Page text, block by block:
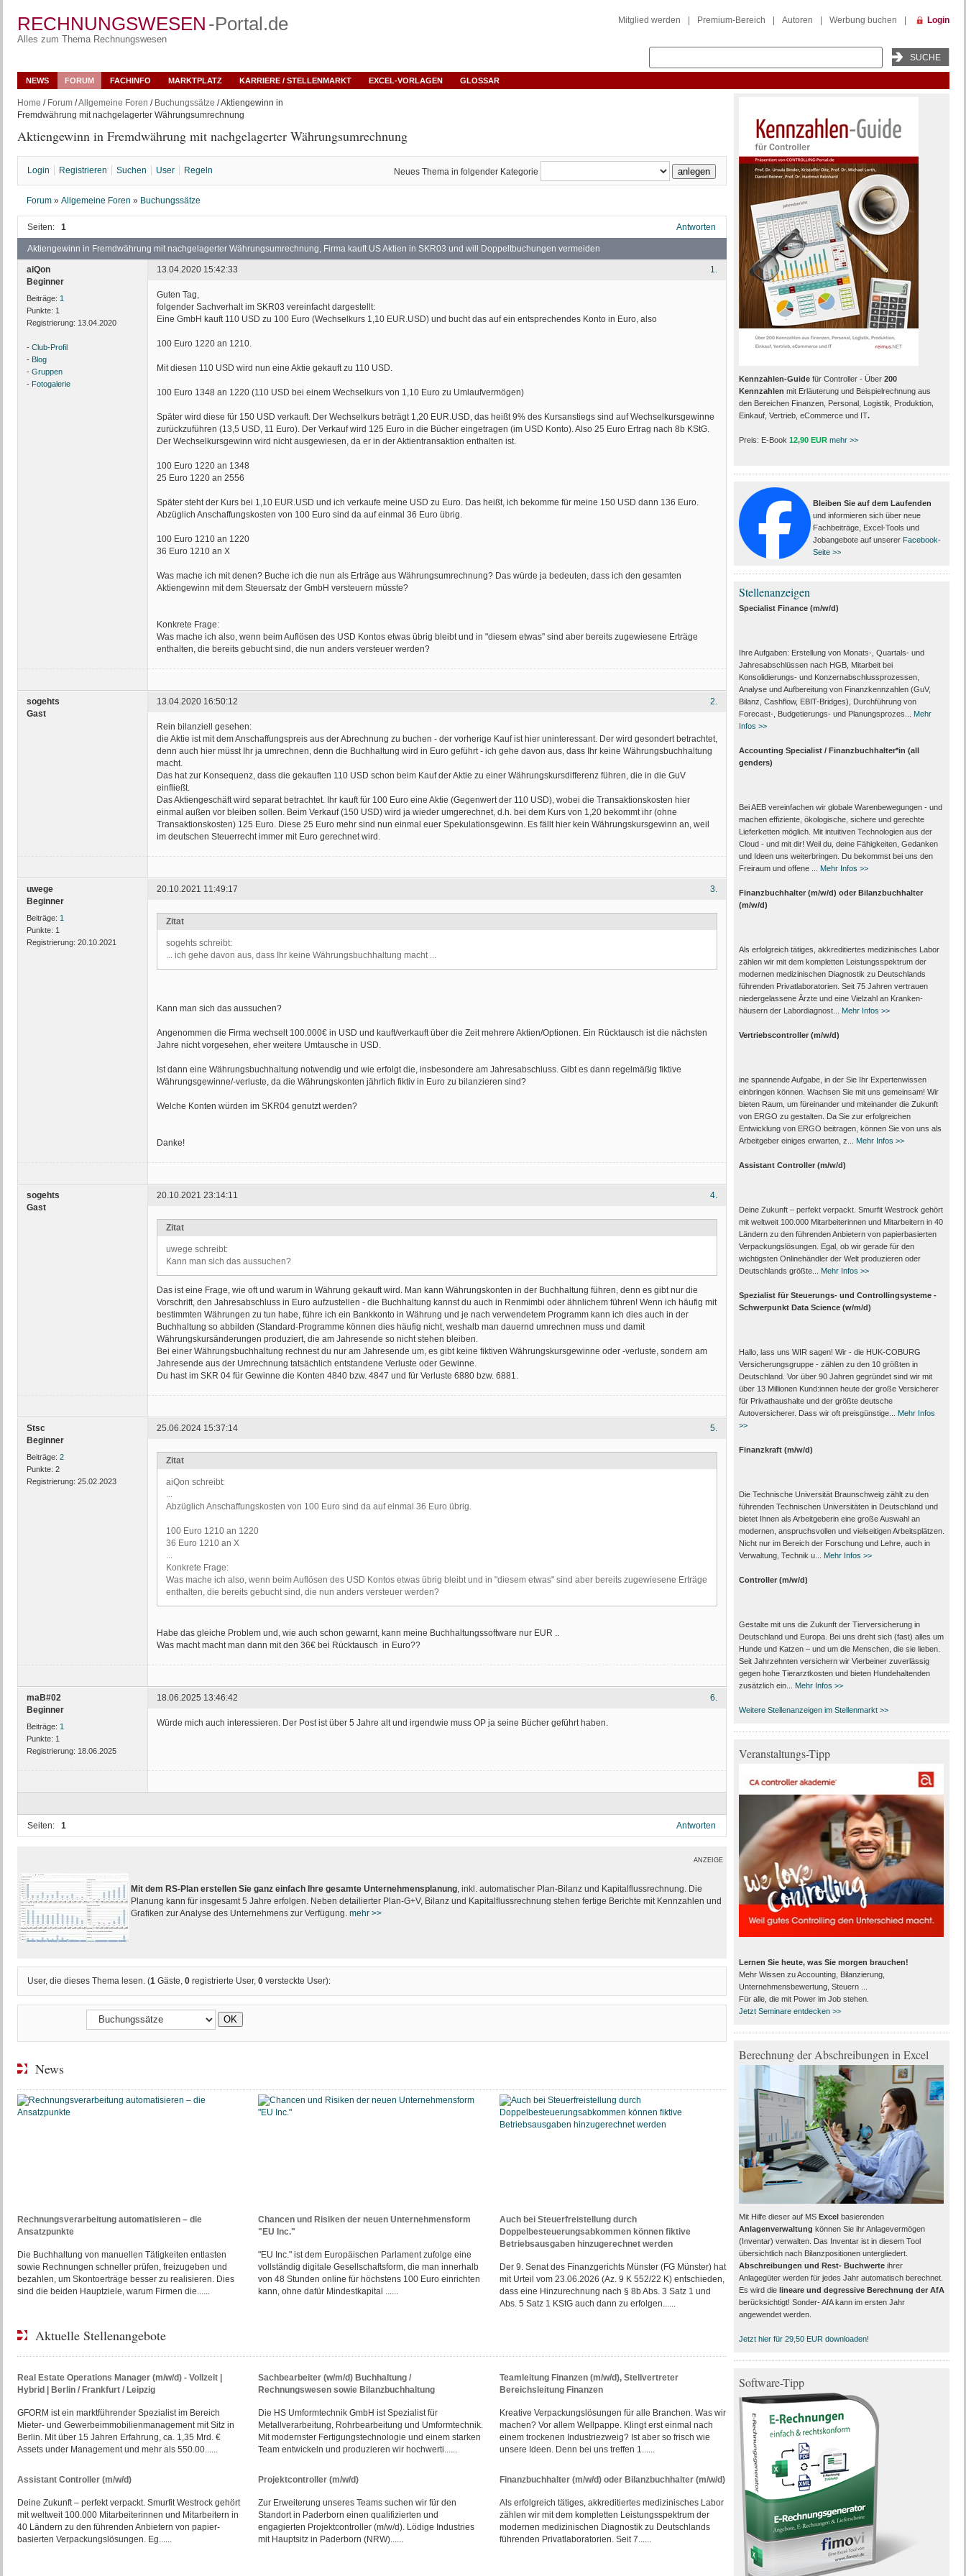
RECHNUNGSWESEN -Portal.de
Alles zum Thema Rechnungswesen
Mitglied werden Premium-Bereich Autoren Werbung buchen Login
NEWS FORUM FACHINFO MARKTPLATZ KARRIERE / STELLENMARKT EXCEL-VORLAGEN GLOSSAR
Home / Forum/Allgemeine Foren / Buchungssätze / Aktiengewinn in
Fremdwährung mit nachgelagerter Währungsumrechnung
Aktiengewinn in Fremdwährung mit nachgelagerter Währungsumrechnung
Login Registrieren Suchen User Regeln Neues Thema in folgender Kategorie
Forum » Allgemeine Foren » Buchungssätze
Seiten: 1 Antworten
Aktiengewinn in Fremdwährung mit nachgelagerter Währungsumrechnung, Firma kauft US Aktien in SKR03 und will Doppeltbuchungen vermeiden
aiQon
Beginner
Beiträge: 1
Punkte: 1
Registrierung: 13.04.2020
- Club-Profil
- Blog
- Gruppen
- Fotogalerie
1.
13.04.2020 15:42:33
Guten Tag,
folgender Sachverhalt im SKR03 vereinfacht dargestellt:
Eine GmbH kauft 110 USD zu 100 Euro (Wechselkurs 1,10 EUR.USD) und bucht das auf ein entsprechendes Konto in Euro, also
100 Euro 1220 an 1210.
Mit diesen 110 USD wird nun eine Aktie gekauft zu 110 USD.
100 Euro 1348 an 1220 (110 USD bei einem Wechselkurs von 1,10 Euro zu Umlaufvermögen)
Später wird diese für 150 USD verkauft. Der Wechselkurs beträgt 1,20 EUR.USD, das heißt 9% des Kursanstiegs sind auf Wechselkursgewinne
zurückzuführen (13,5 USD, 11 Euro). Der Verkauf wird 125 Euro in die Bücher eingetragen (im USD Konto). Also 25 Euro Ertrag nach 8b KStG.
Der Wechselkursgewinn wird nicht ausgewiesen, da er in der Aktientransaktion enthalten ist.
100 Euro 1220 an 1348
25 Euro 1220 an 2556
Später steht der Kurs bei 1,10 EUR.USD und ich verkaufe meine USD zu Euro. Das heißt, ich bekomme für meine 150 USD dann 136 Euro.
Abzüglich Anschaffungskosten von 100 Euro sind da auf einmal 36 Euro übrig.
100 Euro 1210 an 1220
36 Euro 1210 an X
Was mache ich mit denen? Buche ich die nun als Erträge aus Währungsumrechnung? Das würde ja bedeuten, dass ich den gesamten
Aktiengewinn mit dem Steuersatz der GmbH versteuern müsste?
Konkrete Frage:
Was mache ich also, wenn beim Auflösen des USD Kontos etwas übrig bleibt und in "diesem etwas" sind aber bereits zugewiesene Erträge
enthalten, die bereits gebucht sind, die nun anders versteuer werden?
sogehts
Gast
2.
13.04.2020 16:50:12
Rein bilanziell gesehen:
die Aktie ist mit dem Anschaffungspreis aus der Abrechnung zu buchen - der vorherige Kauf ist hier uninteressant. Der wird gesondert betrachtet,
denn auch hier müsst Ihr ja umrechnen, denn die Buchhaltung wird in Euro geführt - ich gehe davon aus, dass Ihr keine Währungsbuchhaltung
macht.
Das hat zur Konsequenz, dass die gekauften 110 USD schon beim Kauf der Aktie zu einer Währungskursdifferenz führen, die in die GuV
einfließt.
Das Aktiengeschäft wird separat betrachtet. Ihr kauft für 100 Euro eine Aktie (Gegenwert der 110 USD), wobei die Transaktionskosten hier
einmal außen vor bleiben sollen. Beim Verkauf (150 USD) wird ja wieder umgerechnet, d.h. bei dem Kurs von 1,20 bekommt ihr (ohne
Transaktionskosten) 125 Euro. Diese 25 Euro mehr sind nun einmal euer Spekulationsgewinn. Es fällt hier kein Währungskursgewinn an, weil
im deutschen Steuerrecht immer mit Euro gerechnet wird.
uwege
Beginner
Beiträge: 1
Punkte: 1
Registrierung: 20.10.2021
3.
20.10.2021 11:49:17
Zitat
sogehts schreibt:
... ich gehe davon aus, dass Ihr keine Währungsbuchhaltung macht ...
Kann man sich das aussuchen?
Angenommen die Firma wechselt 100.000€ in USD und kauft/verkauft über die Zeit mehrere Aktien/Optionen. Ein Rücktausch ist die nächsten
Jahre nicht vorgesehen, eher weitere Umtausche in USD.
Ist dann eine Währungsbuchhaltung notwendig und wie erfolgt die, insbesondere am Jahresabschluss. Gibt es dann regelmäßig fiktive
Währungsgewinne/-verluste, da die Währungskonten jährlich fiktiv in Euro zu bilanzieren sind?
Welche Konten würden im SKR04 genutzt werden?
Danke!
sogehts
Gast
4.
20.10.2021 23:14:11
Zitat
uwege schreibt:
Kann man sich das aussuchen?
Das ist eine Frage, wie oft und warum in Währung gekauft wird. Man kann Währungskonten in der Buchhaltung führen, denn es gibt nur die
Vorschrift, den Jahresabschluss in Euro aufzustellen - die Buchhaltung kannst du auch in Renmimbi oder ähnlichem führen! Wenn ich häufig mit
bestimmten Währungen zu tun habe, führe ich ein Bankkonto in Währung und je nach verwendetem Programm kann ich dies auch in der
Buchhaltung so abbilden (Standard-Programme können dies häufig nicht, weshalb man dauernd umrechnen muss und damit
Währungskursänderungen produziert, die am Jahresende so nicht stehen bleiben.
Bei einer Währungsbuchhaltung rechnest du nur am Jahresende um, es gibt keine fiktiven Währungskursgewinne oder -verluste, sondern am
Jahresende aus der Umrechnung tatsächlich entstandene Verluste oder Gewinne.
Du hast im SKR 04 für Gewinne die Konten 4840 bzw. 4847 und für Verluste 6880 bzw. 6881.
Stsc
Beginner
Beiträge: 2
Punkte: 2
Registrierung: 25.02.2023
5.
25.06.2024 15:37:14
Zitat
aiQon schreibt:
Abzüglich Anschaffungskosten von 100 Euro sind da auf einmal 36 Euro übrig.
100 Euro 1210 an 1220
36 Euro 1210 an X
Konkrete Frage:
Was mache ich also, wenn beim Auflösen des USD Kontos etwas übrig bleibt und in "diesem etwas" sind aber bereits zugewiesene Erträge
enthalten, die bereits gebucht sind, die nun anders versteuer werden?
Habe das gleiche Problem und, wie auch schon gewarnt, kann meine Buchhaltungssoftware nur EUR ..
Was macht macht man dann mit den 36€ bei Rücktausch in Euro??
maB#02
Beginner
Beiträge: 1
Punkte: 1
Registrierung: 18.06.2025
6.
18.06.2025 13:46:42
Würde mich auch interessieren. Der Post ist über 5 Jahre alt und irgendwie muss OP ja seine Bücher geführt haben.
Seiten: 1 Antworten
ANZEIGE
Mit dem RS-Plan erstellen Sie ganz einfach Ihre gesamte Unternehmensplanung, inkl. automatischer Plan-Bilanz und Kapitalflussrechnung. Die
Planung kann für insgesamt 5 Jahre erfolgen. Neben detailierter Plan-G+V, Bilanz und Kapitalflussrechnung stehen fertige Berichte mit Kennzahlen und
Grafiken zur Analyse des Unternehmens zur Verfügung. mehr >>
User, die dieses Thema lesen. (1 Gäste, 0registrierte User, 0versteckte User):
News
Rechnungsverarbeitung automatisieren – die
Ansatzpunkte
Die Buchhaltung von manuellen Tätigkeiten entlasten
sowie Rechnungen schneller prüfen, freizugeben und
bezahlen, um Skontoerträge besser zu realisieren. Dies
sind die beiden Hauptziele, warum Firmen die......
Chancen und Risiken der neuen Unternehmensform
"EU Inc."
"EU Inc." ist dem Europäischen Parlament zufolge eine
vollständig digitale Gesellschaftsform, die man innerhalb
von 48 Stunden online für höchstens 100 Euro einrichten
kann, ohne dafür Mindestkapital ......
Auch bei Steuerfreistellung durch
Doppelbesteuerungsabkommen können fiktive
Betriebsausgaben hinzugerechnet werden
Der 9. Senat des Finanzgerichts Münster (FG Münster) hat
mit Urteil vom 23.06.2026 (Az. 9 K 552/22 K) entschieden,
dass eine Hinzurechnung nach § 8b Abs. 3 Satz 1 und
Abs. 5 Satz 1 KStG auch dann zu erfolgen......
Aktuelle Stellenangebote
Real Estate Operations Manager (m/w/d) - Vollzeit |
Hybrid | Berlin / Frankfurt / Leipzig
GFORM ist ein marktführender Spezialist im Bereich
Mieter- und Gewerbeimmobilienmanagement mit Sitz in
Berlin. Mit über 15 Jahren Erfahrung, ca. 1,35 Mrd. €
Assets under Management und mehr als 550.00......
Sachbearbeiter (w/m/d) Buchhaltung /
Rechnungswesen sowie Bilanzbuchhaltung
Die HS Umformtechnik GmbH ist Spezialist für
Metallverarbeitung, Rohrbearbeitung und Umformtechnik.
Mit modernster Fertigungstechnologie und einem starken
Team entwickeln und produzieren wir hochwerti......
Teamleitung Finanzen (m/w/d), Stellvertreter
Bereichsleitung Finanzen
Kreative Verpackungslösungen für alle Branchen. Was wir
machen? Vor allem Wellpappe. Klingt erst einmal nach
einem trockenen Industriezweig? Ist aber so frisch wie
unsere Ideen. Denn bei uns treffen 1......
Assistant Controller (m/w/d)
Deine Zukunft – perfekt verpackt. Smurfit Westrock gehört
mit weltweit 100.000 Mitarbeiter­innen und Mitarbeitern in
40 Ländern zu den führenden Anbietern von papier­
basierten Verpackungs­lösungen. Eg......
Projektcontroller (m/w/d)
Zur Erweiterung unseres Teams suchen wir für den
Standort in Paderborn einen qualifizierten und
engagierten Projektcontroller (m/w/d). Lödige Industries
mit Hauptsitz in Paderborn (NRW)......
Finanzbuchhalter (m/w/d) oder Bilanzbuchhalter (m/w/d)
Als erfolgreich tätiges, akkreditiertes medizinisches Labor
zählen wir mit dem kompletten Leistungs­spektrum der
modernen medizinischen Diagnostik zu Deutschlands
führenden Privat­laboratorien. Seit 7......
Kennzahlen-Guidefür Controller - Über 200
Kennzahlen mit Erläuterung und Beispielrechnung aus
den Bereichen Finanzen, Personal, Logistik, Produktion,
Einkauf, Vertrieb, eCommerce und IT.
Preis: E-Book 12,90 EUR mehr >>
Bleiben Sie auf dem Laufenden
und informieren sich über neue
Fachbeiträge, Excel-Tools und
Jobangebote auf unserer Facebook-
Seite >>
Stellenanzeigen
Specialist Finance (m/w/d)
Ihre Aufgaben: Erstellung von Monats‑, Quartals‑ und
Jahresabschlüssen nach HGB, Mitarbeit bei
Konsolidierungs‑ und Konzernabschlussprozessen,
Analyse und Aufbereitung von Finanzkennzahlen (GuV,
Bilanz, Cashflow, EBIT-Bridges), Durchführung von
Forecast‑, Budgetierungs‑ und Planungsprozes...
Mehr
Infos >>
Accounting Specialist / Finanzbuchhalter*in (all
genders)
Bei AEB vereinfachen wir globale Warenbewegungen - und
machen effiziente, ökologische, sichere und gerechte
Lieferketten möglich. Mit intuitiven Technologien aus der
Cloud - und mit dir! Weil du, deine Fähigkeiten, Gedanken
und Ideen uns weiterbringen. Du bekommst bei uns den
Freiraum und offene ...
Mehr Infos >>
Finanzbuchhalter (m/w/d) oder Bilanzbuchhalter
(m/w/d)
Als erfolgreich tätiges, akkreditiertes medizinisches Labor
zählen wir mit dem kompletten Leistungs­spektrum der
modernen medizinischen Diagnostik zu Deutschlands
führenden Privat­laboratorien. Seit 75 Jahren vertrauen
nieder­gelassene Ärzte und eine Vielzahl an Kranken­
häusern der Labor­diagnost...
Mehr Infos >>
Vertriebscontroller (m/w/d)
ine spannende Aufgabe, in der Sie Ihr Expertenwissen
einbringen können. Wachsen Sie mit uns gemeinsam! Wir
bieten Raum, um füreinander und miteinander die Zukunft
von ERGO zu gestalten. Da Sie zur erfolgreichen
Entwicklung von ERGO beitragen, können Sie von uns als
Arbeitgeber einiges erwarten, z...
Mehr Infos >>
Assistant Controller (m/w/d)
Deine Zukunft – perfekt verpackt. Smurfit Westrock gehört
mit weltweit 100.000 Mitarbeiter­innen und Mitarbeitern in 40
Ländern zu den führenden Anbietern von papier­basierten
Verpackungs­lösungen. Egal, ob wir gerade für den
wichtigsten Onlinehändler der Welt produzieren oder
Deutschlands größte...
Mehr Infos >>
Spezialist für Steuerungs- und Controllingsysteme -
Schwerpunkt Data Science (w/m/d)
Hallo, lass uns WIR sagen! Wir - die HUK-COBURG
Versicherungsgruppe - zählen zu den 10 größten in
Deutschland. Vor über 90 Jahren gegründet sind wir mit
über 13 Millionen Kund:innen heute der große Versicherer
für Privathaushalte und der größte deutsche
Autoversicherer. Dass wir oft preisgünstige...
Mehr Infos
>>
Finanzkraft (m/w/d)
Die Technische Universität Braunschweig zählt zu den
führenden Technischen Universitäten in Deutschland und
bietet Ihnen als Arbeit­geberin eine große Auswahl an
modernen, anspruchsvollen und vielseitigen Arbeits­plätzen.
Nicht nur im Bereich der Forschung und Lehre, auch in
Verwaltung, Technik u...
Mehr Infos >>
Controller (m/w/d)
Gestalte mit uns die Zukunft der Tierversicherung in
Deutschland und Europa. Bei uns dreht sich (fast) alles um
Hunde und Katzen – und um die Menschen, die sie lieben.
Seit Jahrzehnten versichern wir Vierbeiner zuverlässig
gegen hohe Tierarztkosten und bieten Hundehaltenden
zusätzlich ein...
Mehr Infos >>
Weitere Stellenanzeigen im Stellenmarkt >>
Veranstaltungs-Tipp
Lernen Sie heute, was Sie morgen brauchen!
Mehr Wissen zu Accounting, Bilanzierung,
Unternehmensbewertung, Steuern ...
Für alle, die mit Power im Job stehen.
Jetzt Seminare entdecken >>
Berechnung der Abschreibungen in Excel
Mit Hilfe dieser auf MS Excelbasierenden
Anlagenverwaltung können Sie ihr Anlagevermögen
(Inventar) verwalten. Das Inventar ist in diesem Tool
übersichtlich nach Bilanzpositionen untergliedert.
Abschreibungen und Rest- Buchwerteihrer
Anlagegüter werden für jedes Jahr automatisch berechnet.
Es wird die lineare und degressive Berechnung der AfA
berücksichtigt! Sonder- AfA kann im ersten Jahr
angewendet werden.
Jetzt hier für 29,50 EUR downloaden!
Software-Tipp